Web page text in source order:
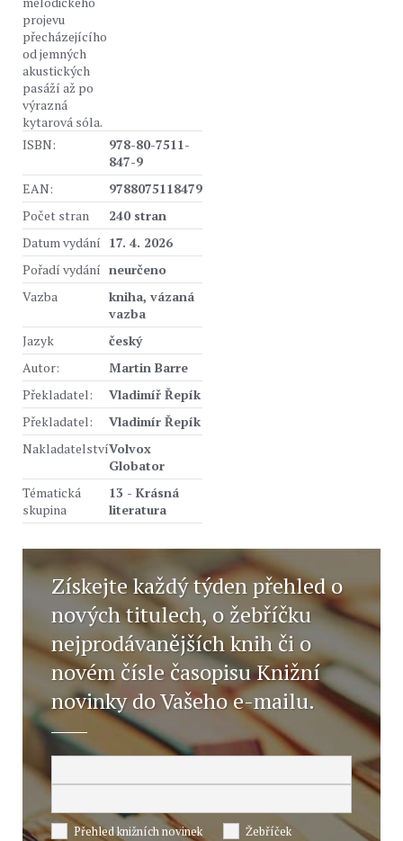
projevu
přecházejícího
od jemných
akustických
pasáží až po
výrazná
kytarová sóla.
ISBN:
978-80-7511-
847-9
EAN:
9788075118479
Počet stran
240 stran
Datum vydání 17. 4. 2026
Pořadí vydání neurčeno
Vazba
kniha, vázaná
vazba
Jazyk
český
Autor:
Martin Barre
Překladatel:
Vladimíř Řepík
Překladatel:
Vladimír Řepík
NakladatelstvíVolvox
Globator
Tématická
skupina
13 - Krásná
literatura
Získejte každý týden přehled o
nových titulech, o žebříčku
nejprodávanějších knih či o
novém čísle časopisu Knižní
novinky do Vašeho e-mailu.
Přehled knižních novinek Žebříček